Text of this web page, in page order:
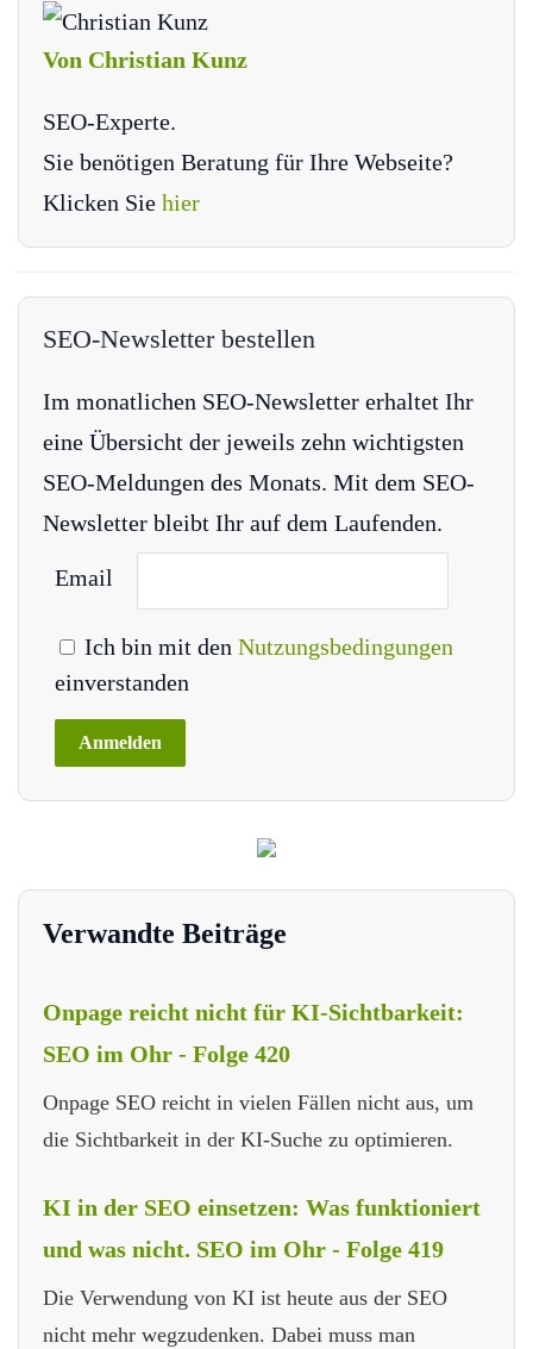
Von Christian Kunz
SEO-Experte.
Sie benötigen Beratung für Ihre Webseite?
Klicken Sie hier
SEO-Newsletter bestellen
Im monatlichen SEO-Newsletter erhaltet Ihr
eine Übersicht der jeweils zehn wichtigsten
SEO-Meldungen des Monats. Mit dem SEO-
Newsletter bleibt Ihr auf dem Laufenden.
Email
Ich bin mit den Nutzungsbedingungen
einverstanden
Verwandte Beiträge
Onpage reicht nicht für KI-Sichtbarkeit:
SEO im Ohr - Folge 420
Onpage SEO reicht in vielen Fällen nicht aus, um
die Sichtbarkeit in der KI-Suche zu optimieren.
KI in der SEO einsetzen: Was funktioniert
und was nicht. SEO im Ohr - Folge 419
Die Verwendung von KI ist heute aus der SEO
nicht mehr wegzudenken. Dabei muss man